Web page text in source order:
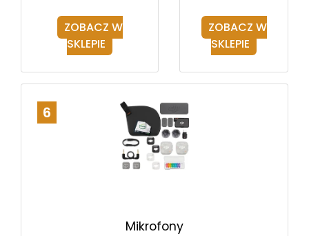
ZOBACZ W
SKLEPIE
ZOBACZ W
SKLEPIE
6
Mikrofony